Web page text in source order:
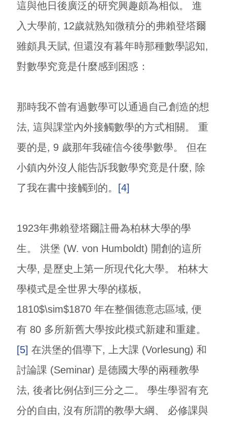
這與他日後廣泛的研究興趣頗為相似。 進
入大學前, 12歲就熟知微積分的弗賴登塔爾
雖頗具天賦, 但還沒有暮年時那種數學認知,
對數學究竟是什麼感到困惑：
那時我不曾有過數學可以通過自己創造的想
法, 這與課堂內外接觸數學的方式相關。 重
要的是, 9 歲那年我確信今後學數學。 但在
小鎮內外沒人能告訴我數學究竟是什麼, 除
了我在書中接觸到的。
[4]
1923年弗賴登塔爾註冊為柏林大學的學
生。 洪堡 (W. von Humboldt) 開創的這所
大學, 是歷史上第一所現代化大學。 柏林大
學模式是全世界大學的樣板,
1810$\sim$1870 年在整個德意志區域, 便
有 80 多所新舊大學按此模式新建和重建。
[5] 在洪堡的倡導下, 上大課 (Vorlesung) 和
討論課 (Seminar) 是德國大學的兩種教學
法, 後者比例佔到三分之二。 學生學習有充
分的自由, 沒有所謂的教學大綱、 必修課與